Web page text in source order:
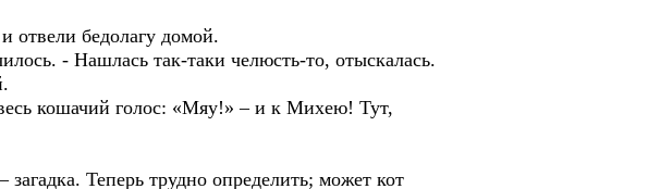
отвели бедолагу домой.
- Нашлась так-таки челюсть-то, отыскалась.
кошачий голос: «Мяу!» – и к Михею! Тут,
Теперь трудно определить; может кот